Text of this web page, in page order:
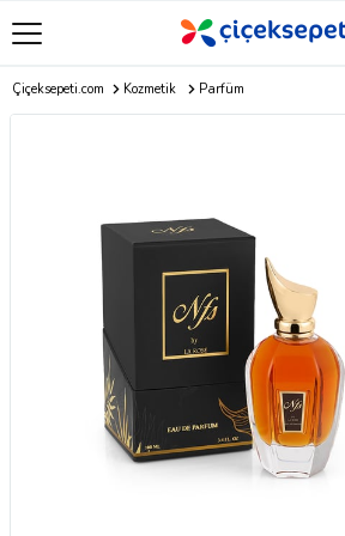
Çiçeksepeti.com Kozmetik Parfüm